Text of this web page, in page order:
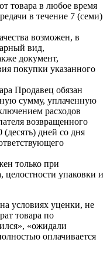
товара в любое время
в течение 7 (семи)
возможен, в
вид,
документ,
покупки указанного
Продавец обязан
сумму, уплаченную
расходов
возвращенного
(десять) дней со дня
только при
целостности упаковки и
условиях уценки, не
товара по
«ожидали
оплачивается